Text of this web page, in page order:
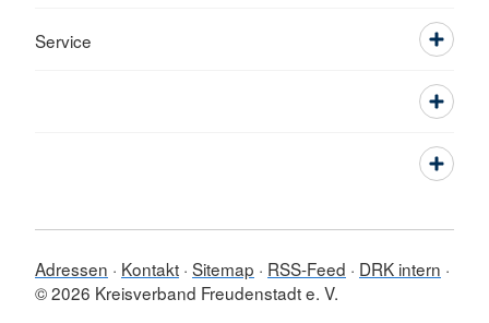
Service
Adressen Kontakt Sitemap RSS-Feed
DRK intern
© 2026 Kreisverband Freudenstadt e. V.